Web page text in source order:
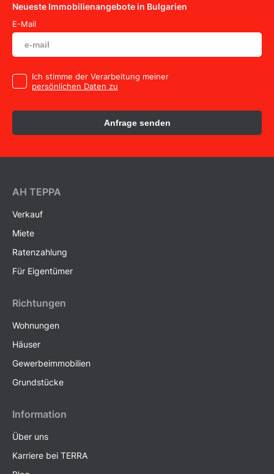
Neueste Immobilienangebote in Bulgarien
E-Mail
Ich stimme der Verarbeitung meiner
persönlichen Daten zu
Anfrage senden
AH ТEPPA
Verkauf
Miete
Ratenzahlung
Für Eigentümer
Richtungen
Wohnungen
Häuser
Gewerbeimmobilien
Grundstücke
Information
Über uns
Karriere bei TERRA